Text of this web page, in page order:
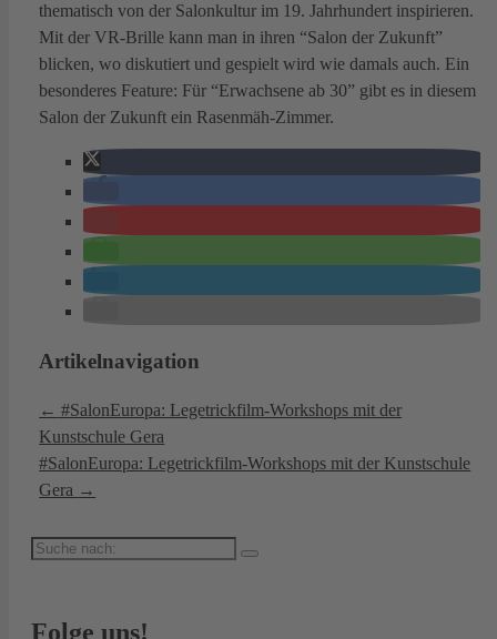
thematisch von der Salonkultur im 19. Jahrhundert inspirieren.
Mit der VR-Brille kann man in ihren “Salon der Zukunft”
blicken, wo diskutiert und gespielt wird wie damals auch. Ein
besonderes Feature: Für “Erwachsene ab 30” gibt es in diesem
Salon der Zukunft ein Rasenmäh-Zimmer.
Artikelnavigation
← #SalonEuropa: Legetrickfilm-Workshops mit der
Kunstschule Gera
#SalonEuropa: Legetrickfilm-Workshops mit der Kunstschule
Gera →
Suche
Folge uns!